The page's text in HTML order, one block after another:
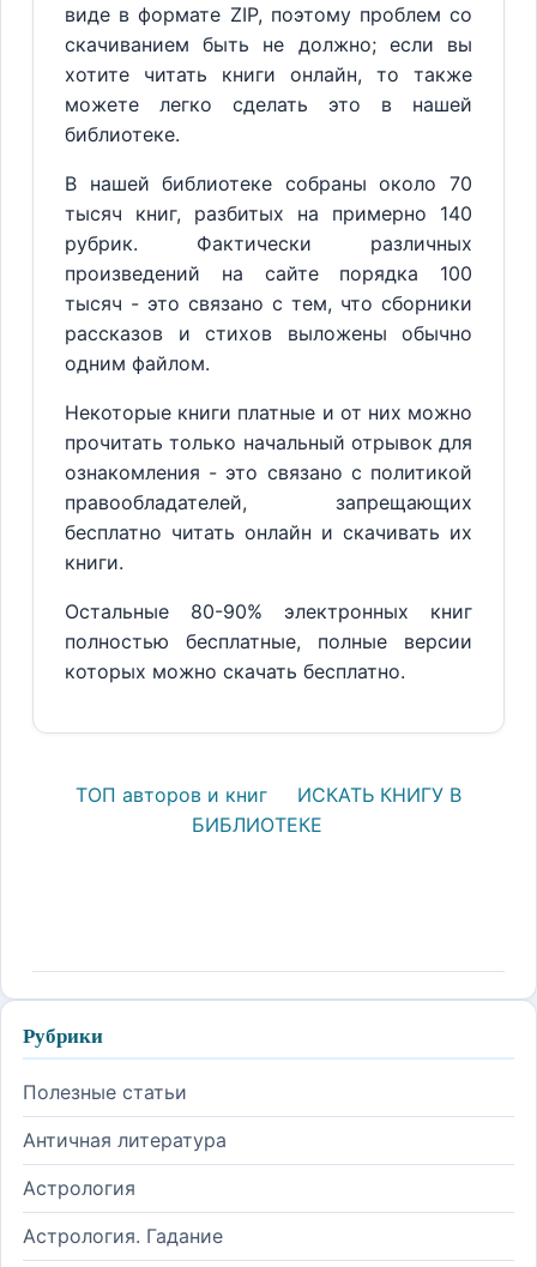
виде в формате ZIP, поэтому проблем со
скачиванием быть не должно; если вы
хотите читать книги онлайн, то также
можете легко сделать это в нашей
библиотеке.
В нашей библиотеке собраны около 70
тысяч книг, разбитых на примерно 140
рубрик. Фактически различных
произведений на сайте порядка 100
тысяч - это связано с тем, что сборники
рассказов и стихов выложены обычно
одним файлом.
Некоторые книги платные и от них можно
прочитать только начальный отрывок для
ознакомления - это связано с политикой
правообладателей, запрещающих
бесплатно читать онлайн и скачивать их
книги.
Остальные 80-90% электронных книг
полностью бесплатные, полные версии
которых можно скачать бесплатно.
ТОП авторов и книг
ИСКАТЬ КНИГУ В
БИБЛИОТЕКЕ
Рубрики
Полезные статьи
Античная литература
Астрология
Астрология. Гадание